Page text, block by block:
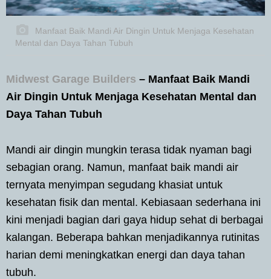
Manfaat Baik Mandi Air Dingin Untuk Menjaga Kesehatan
Mental dan Daya Tahan Tubuh
Midwest Garage Builders – Manfaat Baik Mandi
Air Dingin Untuk Menjaga Kesehatan Mental dan
Daya Tahan Tubuh
Mandi air dingin mungkin terasa tidak nyaman bagi
sebagian orang. Namun, manfaat baik mandi air
ternyata menyimpan segudang khasiat untuk
kesehatan fisik dan mental. Kebiasaan sederhana ini
kini menjadi bagian dari gaya hidup sehat di berbagai
kalangan. Beberapa bahkan menjadikannya rutinitas
harian demi meningkatkan energi dan daya tahan
tubuh.